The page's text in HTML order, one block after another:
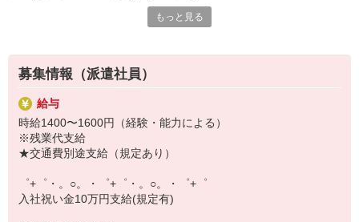
【選べるお仕事いろいろ】
▼オフィスワーク
事務、経理、データ入力、コールセンター、受付
▼工場・製造・軽作業系
機械/食品製造・梱包・仕分け・加工・組立・検査
▼美容系
眉毛サロンのアイブロウ・ネイリスト・エステ
▼営業・販売
法人営業・アパレル販売・個別指導塾・人材紹介
▼人気案件も多数♪
短期・期間限定・オープニング・官公庁案件
上場/優良/大手企業など
満足度◎
■携帯やインターネット販売業務
docomo(ドコモ)/au(エーユー)・KDDI/softbank(ソフトバンク)など
の大手キャリアから
ワイモバイル(Y!mobille)、楽天モバイル、UQなど格安スマホまで幅
広く紹介可能♪
もっと見る
募集情報（派遣社員）
給与
時給1400〜1600円（経験・能力による）
※残業代支給
★交通費別途支給（規定あり）
゜+゜・。○。・゜+゜・。○。・゜+゜
入社祝い金10万円支給(規定有)